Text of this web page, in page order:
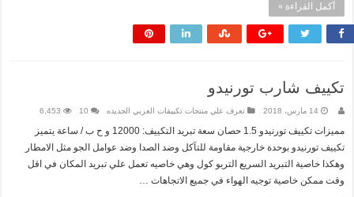
أكمل القراءة »
تكييف شارب تورنيدو
14 مارس، 2018 تعرف علي منتجات تكييفات العربي الجديده 10
6,453
مميزات تكييف تورنيدو 1.5 حصان سعة تبريد التكييف: 12000 و ح ب / ساعة يتميز
تكييف تورنيدو بوحدة خارجية مقاومة للتآكل وضد الصدا وضد عوامل الجو مثل الامطار
وهكذا خاصية التبريد السريع التربو كول وهي خاصيه تعمل علي تبريد المكان في اقل
وقت ممكن خاصية توجيه الهواء في جميع الاتجاهات …